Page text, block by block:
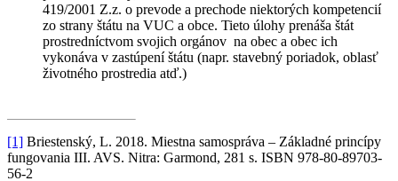
419/2001 Z.z. o prevode a prechode niektorých kompetencií
zo strany štátu na VUC a obce. Tieto úlohy prenáša štát
prostredníctvom svojich orgánov na obec a obec ich
vykonáva v zastúpení štátu (napr. stavebný poriadok, oblasť
životného prostredia atď.)
[1] Briestenský, L. 2018. Miestna samospráva – Základné princípy
fungovania III. AVS. Nitra: Garmond, 281 s. ISBN 978-80-89703-
56-2